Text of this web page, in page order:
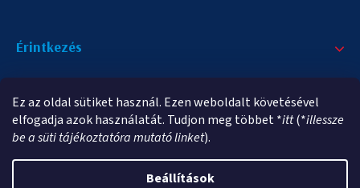
Ez az oldal sütiket használ. Ezen weboldalt követésével
elfogadja azok használatát. Tudjon meg többet *itt(*illessze
be a süti tájékoztatóra mutató linket).
Beállítások
Érintkezés
info@elampa.hu